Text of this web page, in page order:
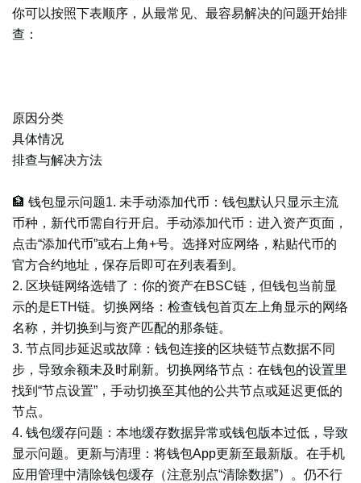
你可以按照下表顺序，从最常见、最容易解决的问题开始排
查：
原因分类
具体情况
排查与解决方法
🏦 钱包显示问题1. 未手动添加代币：钱包默认只显示主流
币种，新代币需自行开启。手动添加代币：进入资产页面，
点击“添加代币”或右上角+号。选择对应网络，粘贴代币的
官方合约地址，保存后即可在列表看到。
2. 区块链网络选错了：你的资产在BSC链，但钱包当前显
示的是ETH链。切换网络：检查钱包首页左上角显示的网络
名称，并切换到与资产匹配的那条链。
3. 节点同步延迟或故障：钱包连接的区块链节点数据不同
步，导致余额未及时刷新。切换网络节点：在钱包的设置里
找到“节点设置”，手动切换至其他的公共节点或延迟更低的
节点。
4. 钱包缓存问题：本地缓存数据异常或钱包版本过低，导致
显示问题。更新与清理：将钱包App更新至最新版。在手机
应用管理中清除钱包缓存（注意别点“清除数据”）。仍不行